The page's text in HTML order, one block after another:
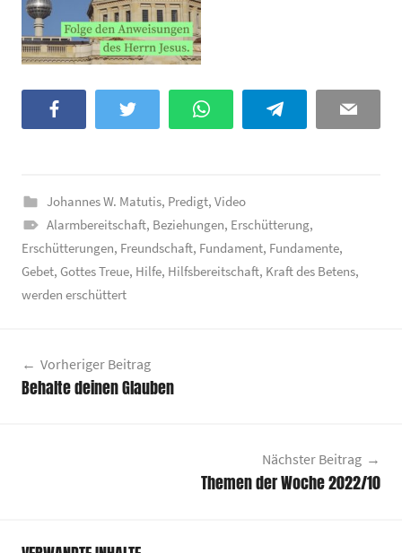
Twitter WhatsApp Telegram Email
Johannes W. Matutis, Predigt, Video
Alarmbereitschaft, Beziehungen, Erschütterung,
Erschütterungen, Freundschaft, Fundament, Fundamente,
Gebet, Gottes Treue, Hilfe, Hilfsbereitschaft, Kraft des Betens,
werden erschüttert
Vorheriger Beitrag
Behalte deinen Glauben
Nächster Beitrag
Themen der Woche 2022/10